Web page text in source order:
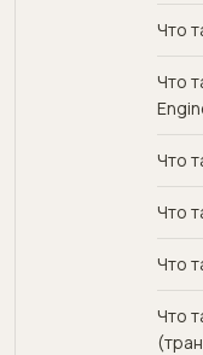
Что
Что
Что
Что
Что
Что